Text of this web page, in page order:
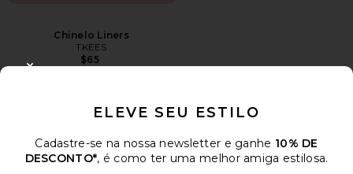
Chinelo Liners
TKEES
$65
Favorite Roma Pant
ELEVE SEU ESTILO
Cadastre-se na nossa newsletter e ganhe 10% DE
DESCONTO*, é como ter uma melhor amiga estilosa.